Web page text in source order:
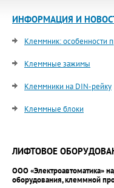
ИНФОРМАЦИЯ И
Клеммник: особенности
Клеммные зажимы
Клеммники на DIN-рейку
Клеммные блоки
ЛИФТОВОЕ
ООО «Электроавтоматика»
оборудования, клеммной